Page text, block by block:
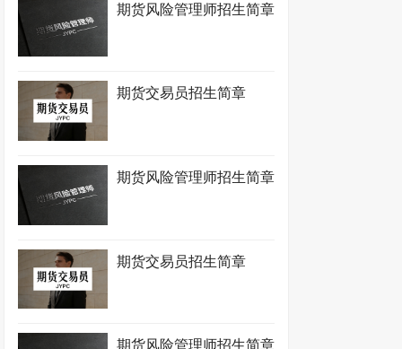
期货风险管理师招生简章
期货交易员招生简章
期货风险管理师招生简章
期货交易员招生简章
期货风险管理师招生简章